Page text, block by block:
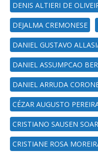
DENIS ALTIERI DE
DEJALMA CREMONESE
DANIEL GUSTAVO
DANIEL ASSUMPCAO
DANIEL ARRUDA
CÉZAR AUGUSTO
CRISTIANO SAUSEN
CRISTIANE ROSA